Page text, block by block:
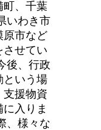
町、千葉
いわき市
原市など
させてい
後、行政
という場
支援物資
入りま
、様々な